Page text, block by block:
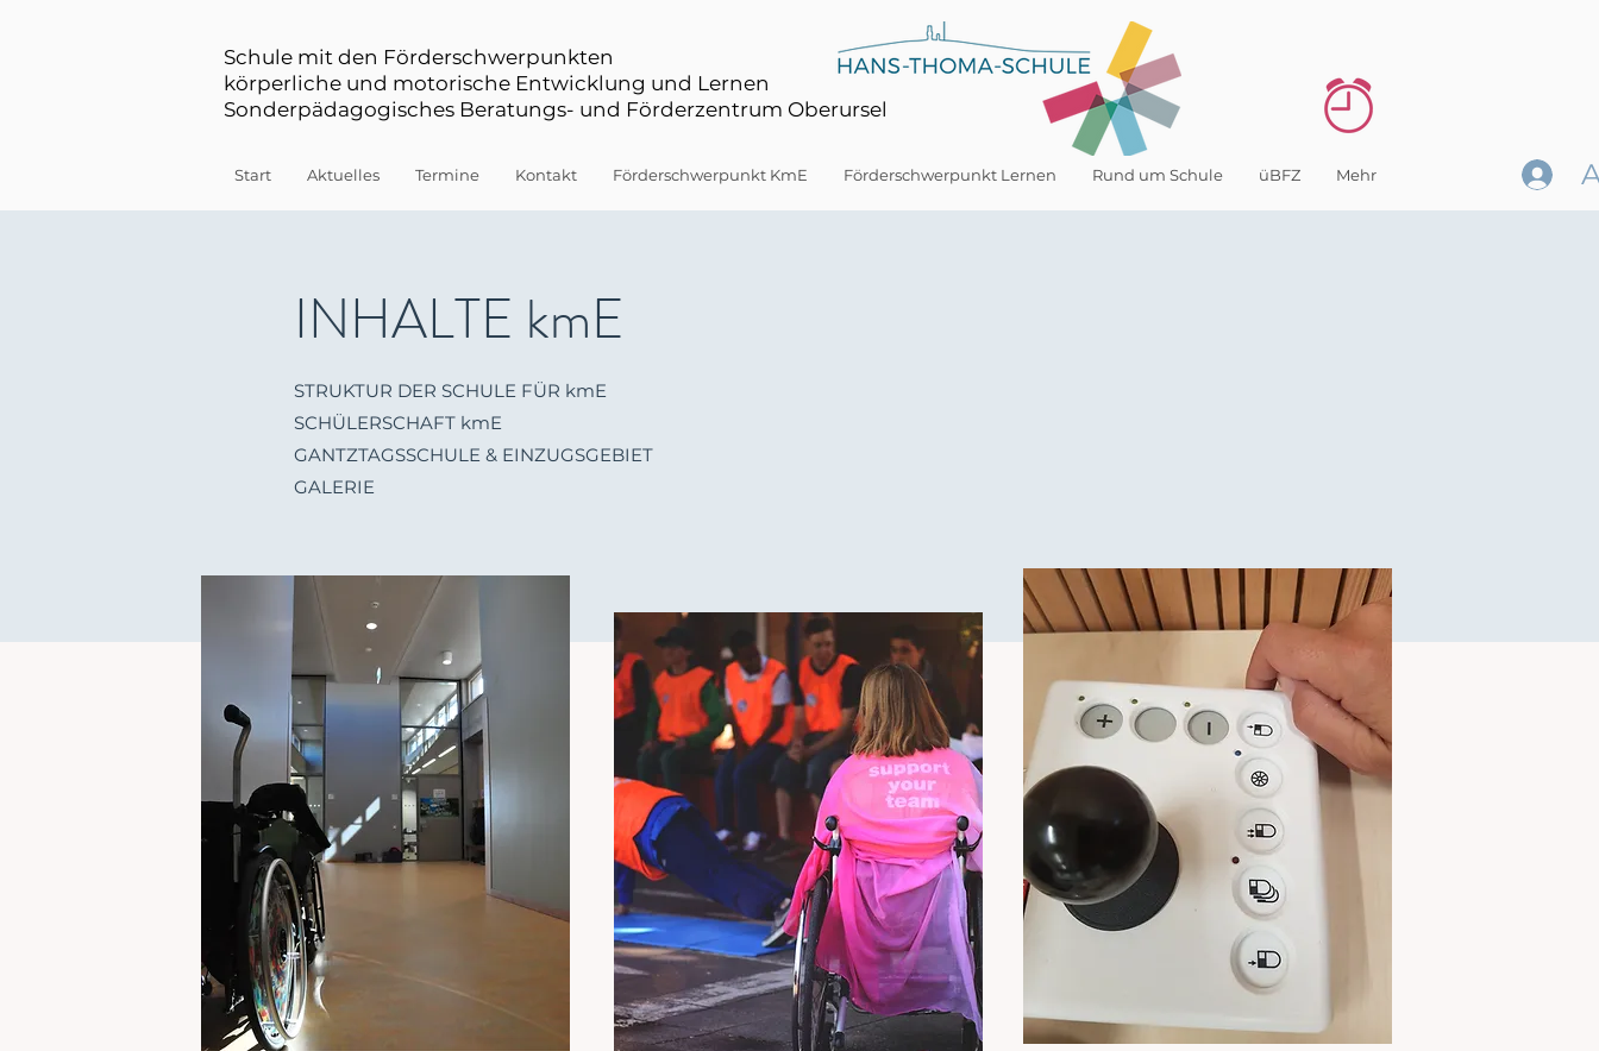
Schule mit den Förderschwerpunkten
körperliche und motorische Entwicklung und Lernen
Sonderpädagogisches Beratungs- und Förderzentrum Oberursel
Start Aktuelles Termine Kontakt Förderschwerpunkt KmE Förderschwerpunkt Lernen Rund um Schule üBFZ Mehr
INHALTE kmE
STRUKTUR DER SCHULE FÜR kmE
SCHÜLERSCHAFT kmE
GANTZTAGSSCHULE & EINZUGSGEBIET
GALERIE